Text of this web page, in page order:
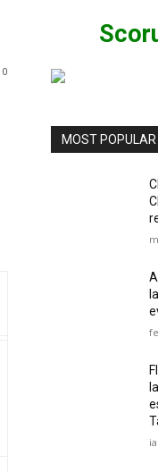
0
MOST POPULAR